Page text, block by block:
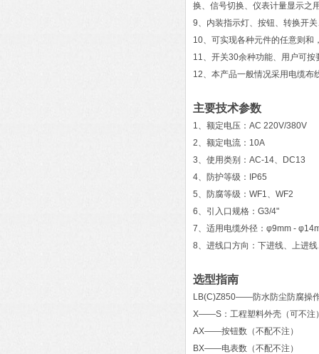
换、信号切换、仪表计量显示之
9、内装指示灯、按钮、转换开
10、可实现各种元件的任意则和
11、开关30余种功能、用户可按
12、本产品一般情况采用电缆布
主要技术参数
1、额定电压：AC 220V/380V
2、额定电流：10A
3、使用类别：AC-14、DC13
4、防护等级：IP65
5、防腐等级：WF1、WF2
6、引入口规格：G3/4"
7、适用电缆外径：φ9mm -
8、进线口方向：下进线、上进
选型指南
LB(C)Z850——防水防尘防腐操
X——S：工程塑料外壳（可不注
AX——按钮数（不配不注）
BX——电表数（不配不注）